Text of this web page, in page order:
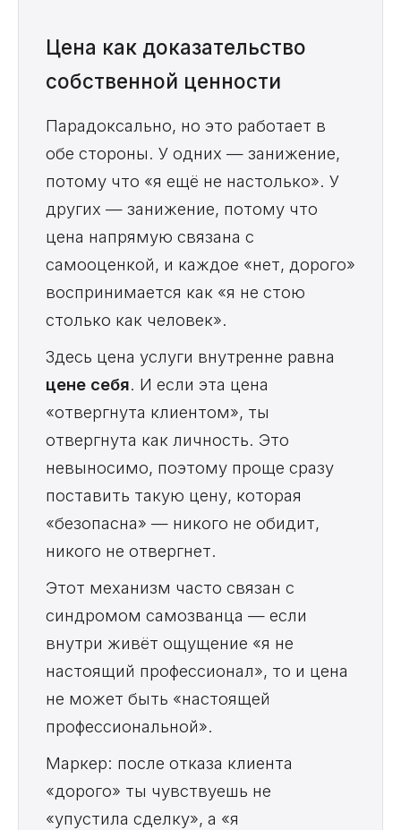
Цена как доказательство
собственной ценности
Парадоксально, но это работает в
обе стороны. У одних — занижение,
потому что «я ещё не настолько». У
других — занижение, потому что
цена напрямую связана с
самооценкой, и каждое «нет, дорого»
воспринимается как «я не стою
столько как человек».
Здесь цена услуги внутренне равна
цене себя. И если эта цена
«отвергнута клиентом», ты
отвергнута как личность. Это
невыносимо, поэтому проще сразу
поставить такую цену, которая
«безопасна» — никого не обидит,
никого не отвергнет.
Этот механизм часто связан с
синдромом самозванца — если
внутри живёт ощущение «я не
настоящий профессионал», то и цена
не может быть «настоящей
профессиональной».
Маркер: после отказа клиента
«дорого» ты чувствуешь не
«упустила сделку», а «я